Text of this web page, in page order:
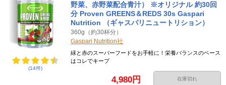
(14件)
野菜、赤野菜配合青汁） ※オリジナル 約30回
分 Proven GREENS＆REDS 30s Gaspari
Nutrition （ギャスパリニュートリション）
360g（約30杯分）
Gaspari Nutrition社
緑と赤のスーパーフードをお手軽に！栄養バランスのベース
はコレでキープ
4,980円 在庫切れ